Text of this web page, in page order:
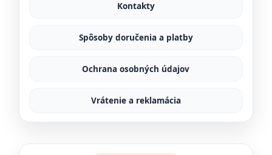
Kontakty
Spôsoby doručenia a platby
Ochrana osobných údajov
Vrátenie a reklamácia